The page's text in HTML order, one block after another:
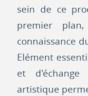
sein de ce
premier
connaissance
Elément
et d'échange
artistique